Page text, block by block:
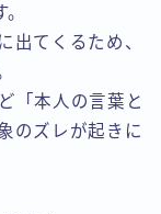
出てくるため、
「本人の言葉と
のズレが起きに